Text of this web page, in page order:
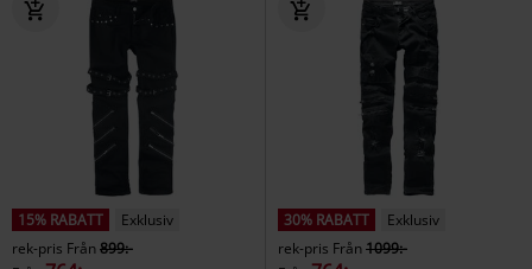
15% RABATT
Exklusiv
rek-pris Från899:-
30% RABATT
Exklusiv
rek-pris Från1099:-